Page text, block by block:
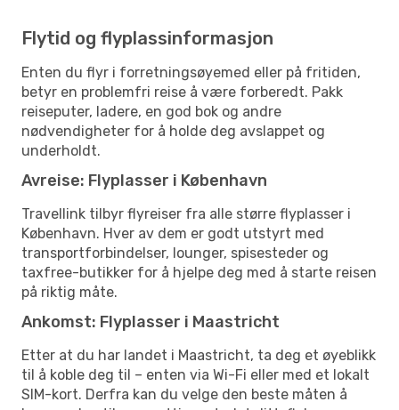
Flytid og flyplassinformasjon
Enten du flyr i forretningsøyemed eller på fritiden,
betyr en problemfri reise å være forberedt. Pakk
reiseputer, ladere, en god bok og andre
nødvendigheter for å holde deg avslappet og
underholdt.
Avreise: Flyplasser i København
Travellink tilbyr flyreiser fra alle større flyplasser i
København. Hver av dem er godt utstyrt med
transportforbindelser, lounger, spisesteder og
taxfree-butikker for å hjelpe deg med å starte reisen
på riktig måte.
Ankomst: Flyplasser i Maastricht
Etter at du har landet i Maastricht, ta deg et øyeblikk
til å koble deg til – enten via Wi-Fi eller med et lokalt
SIM-kort. Derfra kan du velge den beste måten å